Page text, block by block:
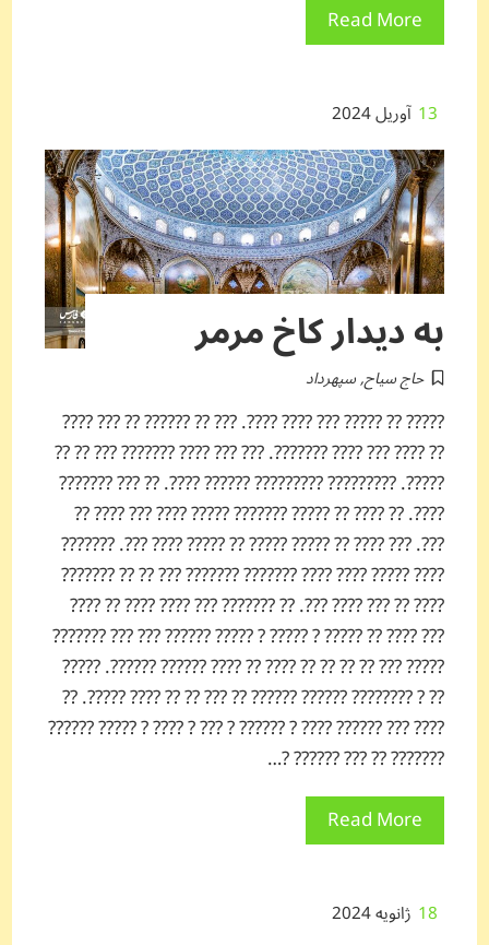
Read More
13 آوریل 2024
به دیدار کاخ مرمر
حاج سیاح,سپهرداد
????? ?? ????? ??? ???? ????. ??? ?? ?????? ?? ??? ????
?? ???? ??? ???? ???????. ??? ??? ???? ??????? ??? ?? ??
?????. ????????? ????????? ?????? ????. ?? ??? ???????
????. ?? ???? ?? ????? ??????? ????? ???? ??? ???? ??
???. ??? ???? ?? ????? ????? ?? ????? ???? ???. ???????
???? ????? ???? ???? ??????? ??????? ??? ?? ?? ???????
???? ?? ??? ???? ???. ?? ??????? ??? ???? ???? ?? ????
??? ???? ?? ????? ? ????? ? ????? ?????? ??? ??? ???????
????? ??? ?? ?? ?? ?? ???? ?? ???? ?????? ??????. ?????
?? ? ???????? ?????? ?????? ?? ??? ?? ?? ???? ?????. ??
???? ??? ?????? ???? ? ?????? ? ??? ? ???? ? ????? ??????
??????? ?? ??? ?????? ?…
Read More
18 ژانویه 2024